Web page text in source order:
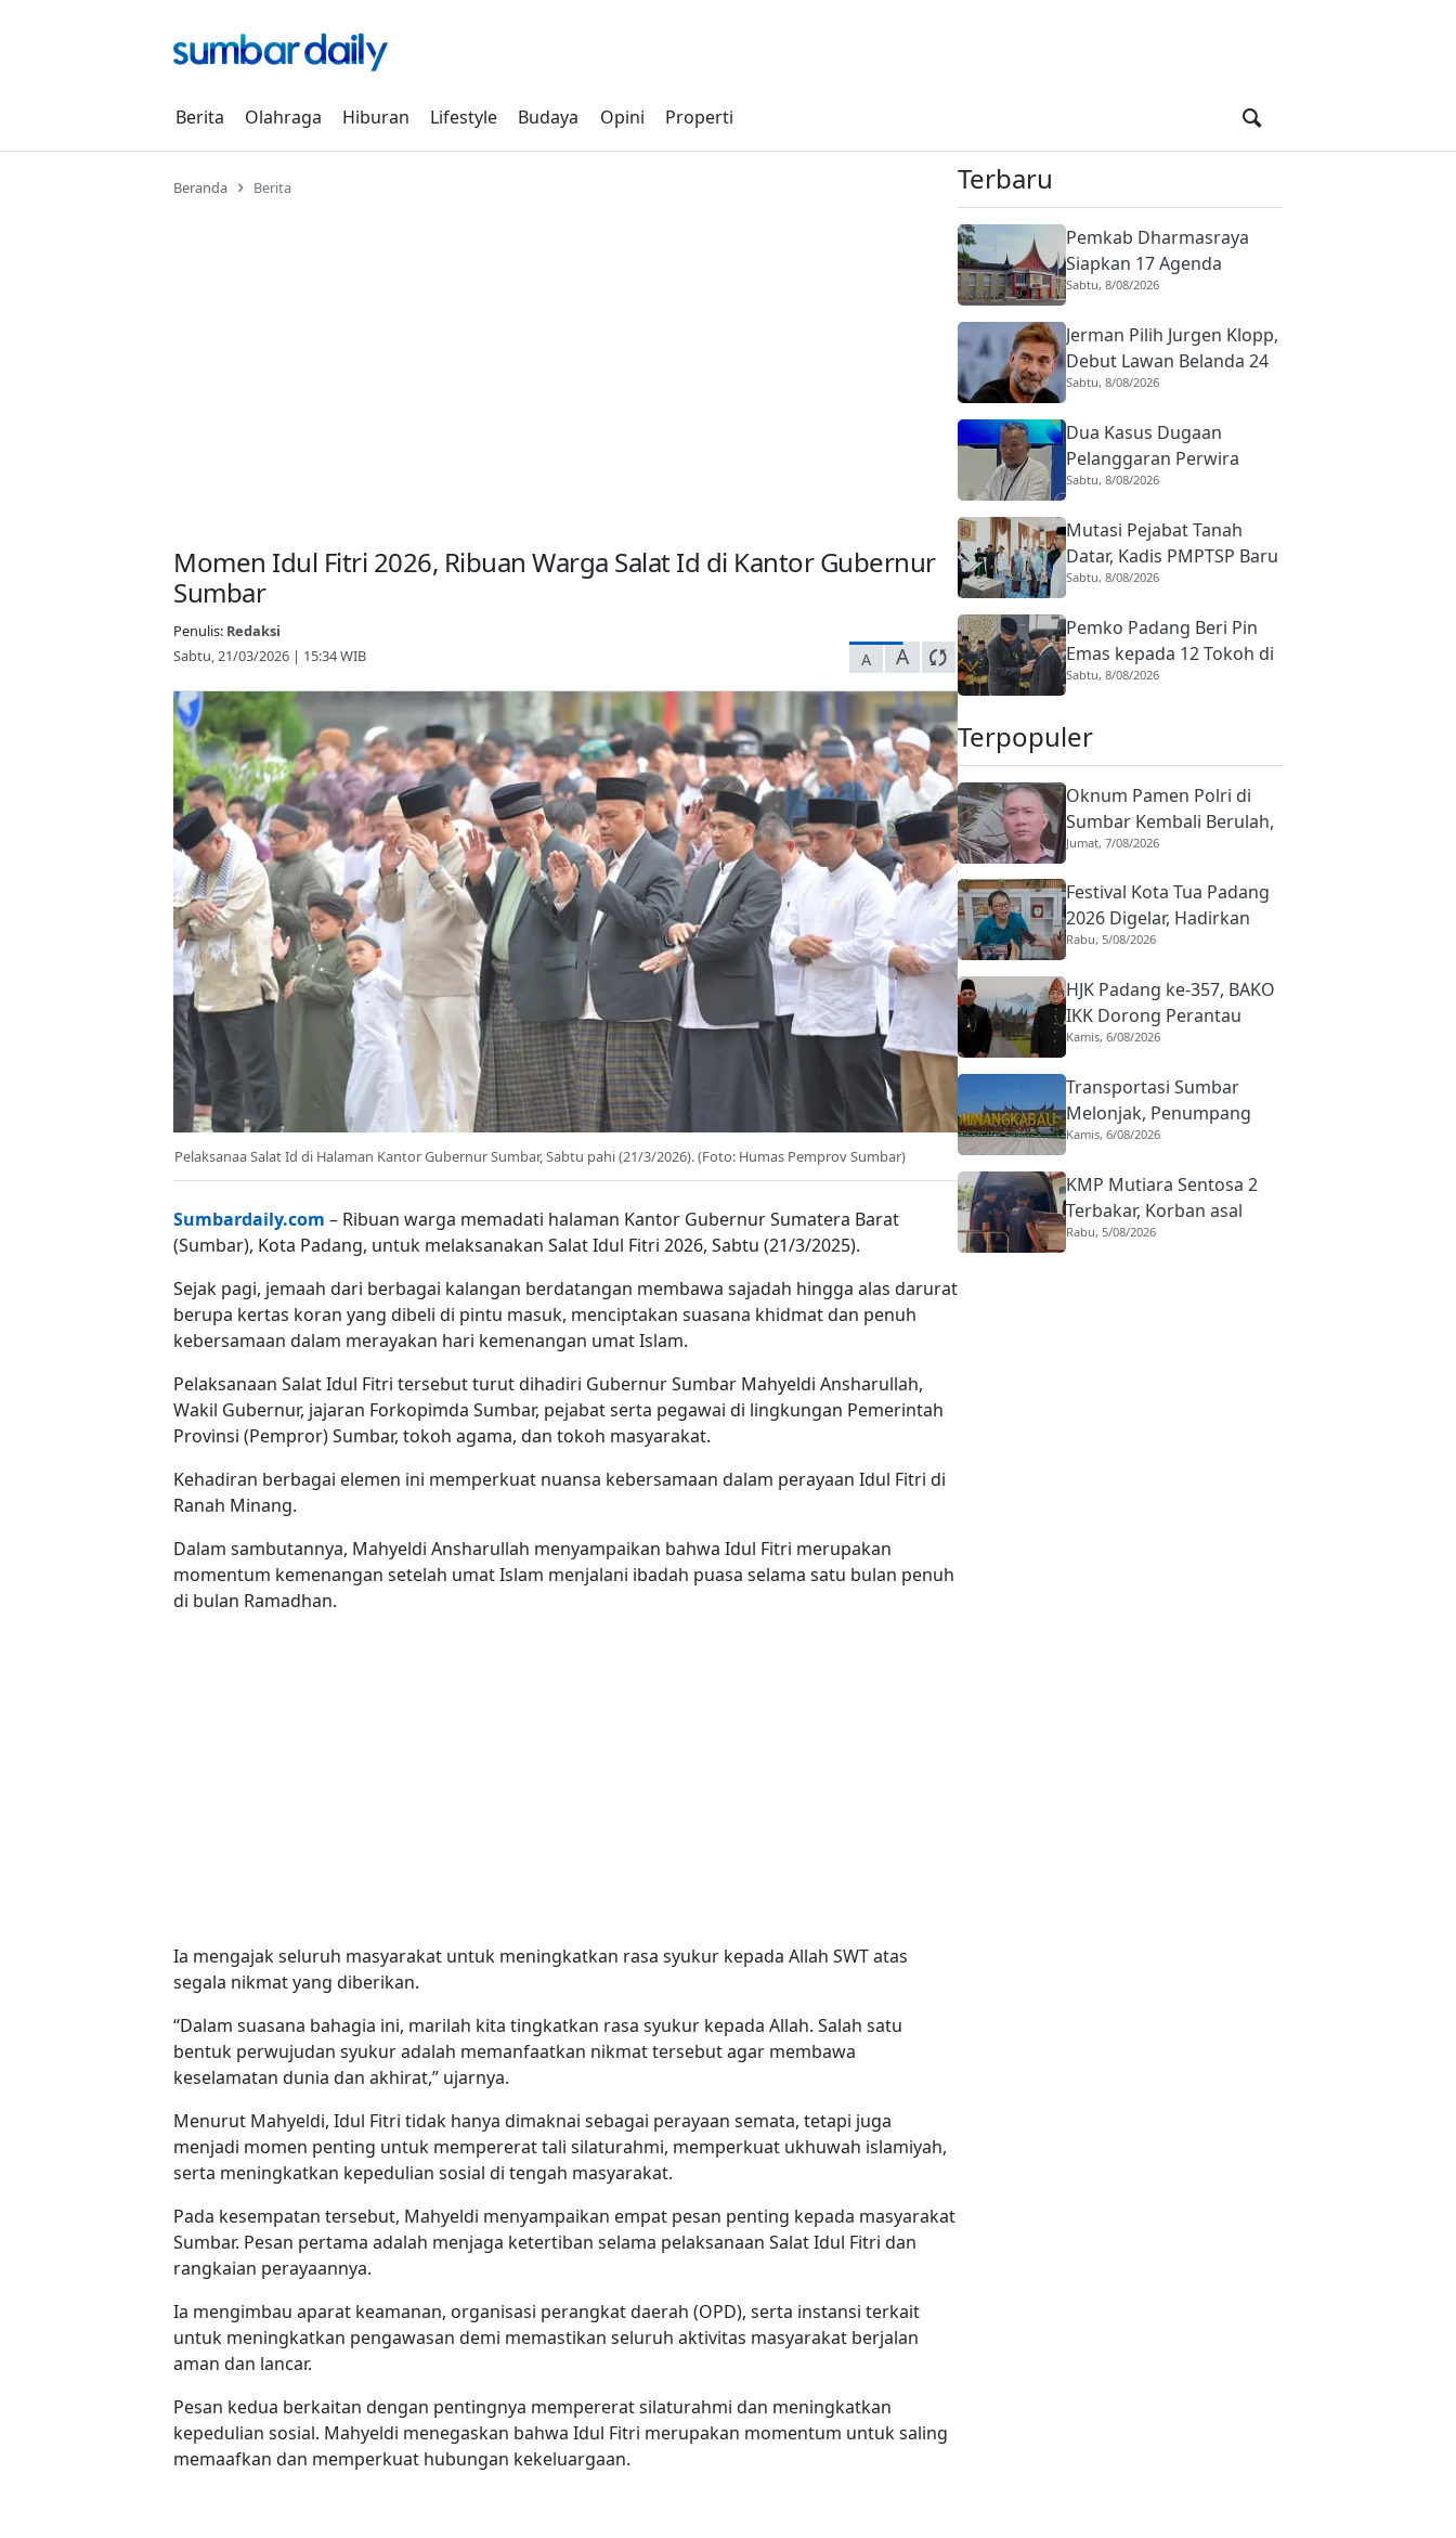
Berita Olahraga Hiburan Lifestyle Budaya Opini Properti
Beranda Berita
Momen Idul Fitri 2026, Ribuan Warga Salat Id di Kantor Gubernur
Sumbar
Penulis: Redaksi
Sabtu, 21/03/2026 | 15:34 WIB
A A
Pelaksanaa Salat Id di Halaman Kantor Gubernur Sumbar, Sabtu pahi (21/3/2026). (Foto: Humas Pemprov Sumbar)
Sumbardaily.com – Ribuan warga memadati halaman Kantor Gubernur Sumatera Barat
(Sumbar), Kota Padang, untuk melaksanakan Salat Idul Fitri 2026, Sabtu (21/3/2025).
Sejak pagi, jemaah dari berbagai kalangan berdatangan membawa sajadah hingga alas darurat
berupa kertas koran yang dibeli di pintu masuk, menciptakan suasana khidmat dan penuh
kebersamaan dalam merayakan hari kemenangan umat Islam.
Pelaksanaan Salat Idul Fitri tersebut turut dihadiri Gubernur Sumbar Mahyeldi Ansharullah,
Wakil Gubernur, jajaran Forkopimda Sumbar, pejabat serta pegawai di lingkungan Pemerintah
Provinsi (Pempror) Sumbar, tokoh agama, dan tokoh masyarakat.
Kehadiran berbagai elemen ini memperkuat nuansa kebersamaan dalam perayaan Idul Fitri di
Ranah Minang.
Dalam sambutannya, Mahyeldi Ansharullah menyampaikan bahwa Idul Fitri merupakan
momentum kemenangan setelah umat Islam menjalani ibadah puasa selama satu bulan penuh
di bulan Ramadhan.
Ia mengajak seluruh masyarakat untuk meningkatkan rasa syukur kepada Allah SWT atas
segala nikmat yang diberikan.
“Dalam suasana bahagia ini, marilah kita tingkatkan rasa syukur kepada Allah. Salah satu
bentuk perwujudan syukur adalah memanfaatkan nikmat tersebut agar membawa
keselamatan dunia dan akhirat,” ujarnya.
Menurut Mahyeldi, Idul Fitri tidak hanya dimaknai sebagai perayaan semata, tetapi juga
menjadi momen penting untuk mempererat tali silaturahmi, memperkuat ukhuwah islamiyah,
serta meningkatkan kepedulian sosial di tengah masyarakat.
Pada kesempatan tersebut, Mahyeldi menyampaikan empat pesan penting kepada masyarakat
Sumbar. Pesan pertama adalah menjaga ketertiban selama pelaksanaan Salat Idul Fitri dan
rangkaian perayaannya.
Ia mengimbau aparat keamanan, organisasi perangkat daerah (OPD), serta instansi terkait
untuk meningkatkan pengawasan demi memastikan seluruh aktivitas masyarakat berjalan
aman dan lancar.
Pesan kedua berkaitan dengan pentingnya mempererat silaturahmi dan meningkatkan
kepedulian sosial. Mahyeldi menegaskan bahwa Idul Fitri merupakan momentum untuk saling
memaafkan dan memperkuat hubungan kekeluargaan.
Terbaru
Pemkab Dharmasraya
Siapkan 17 Agenda
Semarakkan HUT ke-81
Rangkaian Lengkapnya
Sabtu, 8/08/2026
Jerman Pilih Jurgen Klopp,
Debut Lawan Belanda 24
September
Sabtu, 8/08/2026
Dua Kasus Dugaan
Pelanggaran Perwira
Polisi di Sumbar,
Ada Toleransi
Sabtu, 8/08/2026
Mutasi Pejabat Tanah
Datar, Kadis PMPTSP Baru
Diminta Bentuk Tim
Sabtu, 8/08/2026
Pemko Padang Beri Pin
Emas kepada 12 Tokoh di
HJK ke-357, Ini Daftar
Sabtu, 8/08/2026
Terpopuler
Oknum Pamen Polri di
Sumbar Kembali Berulah,
Dirreskrimum Diduga
dengan Seorang Sopir
Jumat, 7/08/2026
Festival Kota Tua Padang
2026 Digelar, Hadirkan
Peserta Barongsai dari
Rabu, 5/08/2026
HJK Padang ke-357, BAKO
IKK Dorong Perantau
Perkuat Budaya hingga
Kamis, 6/08/2026
Transportasi Sumbar
Melonjak, Penumpang
Pesawat Domestik dari
Persen
Kamis, 6/08/2026
KMP Mutiara Sentosa 2
Terbakar, Korban asal
Sumbar Rino Eka Putra
Rabu, 5/08/2026